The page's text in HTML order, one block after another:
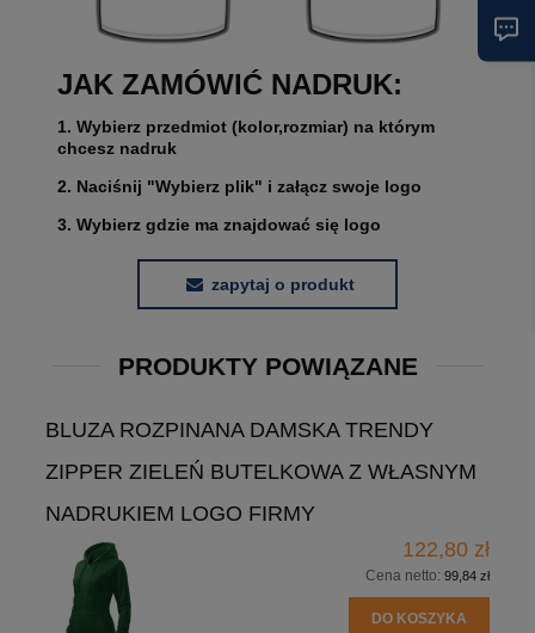
JAK ZAMÓWIĆ NADRUK:
1. Wybierz przedmiot (kolor,rozmiar) na którym
chcesz nadruk
2. Naciśnij "Wybierz plik" i załącz swoje logo
3. Wybierz gdzie ma znajdować się logo
zapytaj o produkt
PRODUKTY POWIĄZANE
BLUZA ROZPINANA DAMSKA TRENDY
ZIPPER ZIELEŃ BUTELKOWA Z WŁASNYM
NADRUKIEM LOGO FIRMY
122,80 zł
Cena netto: 99,84 zł
DO KOSZYKA